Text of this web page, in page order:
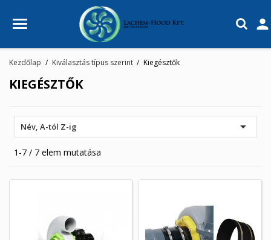

Kezdőlap Kiválasztás típus szerint Kiegésztők
KIEGÉSZTŐK
Név, A-tól Z-ig 
1-7 / 7 elem mutatása